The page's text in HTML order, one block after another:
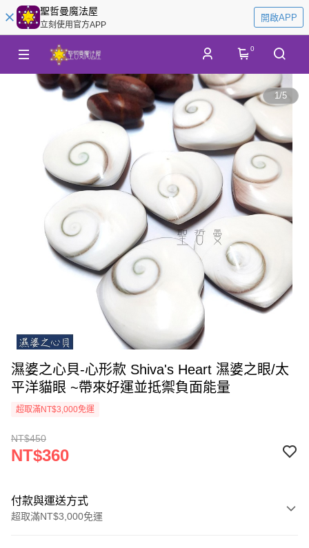
聖哲曼魔法屋
立刻使用官方APP
開啟APP
0
1/5
濕婆之心貝-心形款 Shiva's Heart 濕婆之眼/太
平洋貓眼 ~帶來好運並抵禦負面能量
超取滿NT$3,000免運
NT$450
NT$360
付款與運送方式
超取滿NT$3,000免運